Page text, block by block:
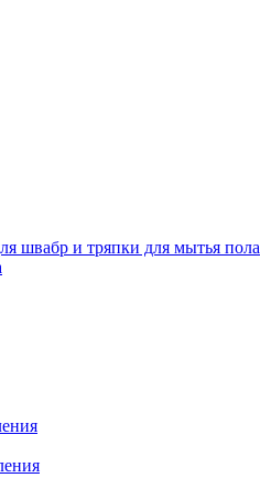
швабр и тряпки для мытья пола